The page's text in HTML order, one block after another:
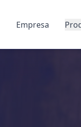
Empresa